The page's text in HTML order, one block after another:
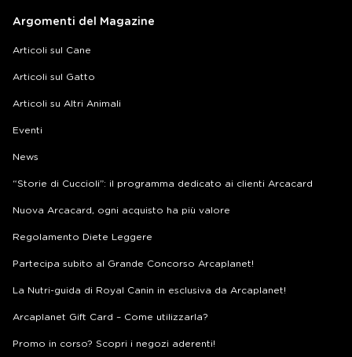
Argomenti del Magazine
Articoli sul Cane
Articoli sul Gatto
Articoli su Altri Animali
Eventi
News
“Storie di Cuccioli”: il programma dedicato ai clienti Arcacard
Nuova Arcacard, ogni acquisto ha più valore
Regolamento Diete Leggere
Partecipa subito al Grande Concorso Arcaplanet!
La Nutri-guida di Royal Canin in esclusiva da Arcaplanet!
Arcaplanet Gift Card – Come utilizzarla?
Promo in corso? Scopri i negozi aderenti!